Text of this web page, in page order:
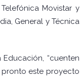
Movistar y
General y Técnica
“cuenten
este proyecto